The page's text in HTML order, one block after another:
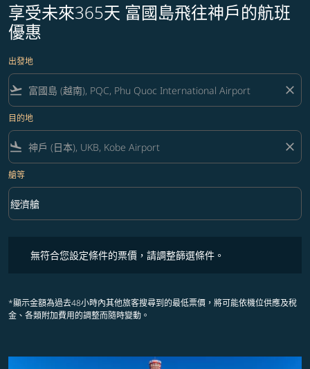
享受未來365天 富國島飛往神戶的航班
優惠
出發地
flight_takeoff close
目的地
flight_land close
艙等
艙等 option 經濟艙 Selected
經濟艙
keyboard_arrow_down
無符合您設定條件的票價，請調整篩選條件。
*顯示金額為過去48小時內其他旅客搜尋到的最低票價，將可能依機位供應及稅
金、各類附加費用的調整而隨時變動。